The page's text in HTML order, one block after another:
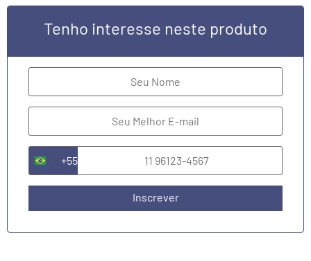
Tenho interesse neste produto
Brazil +55
+55
Inscrever